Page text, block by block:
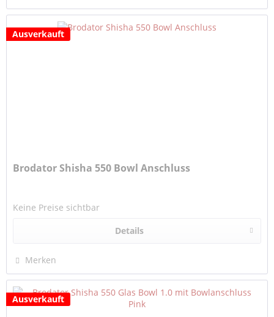
Ausverkauft
Brodator Shisha 550 Bowl Anschluss
Keine Preise sichtbar
Details
Merken
Ausverkauft